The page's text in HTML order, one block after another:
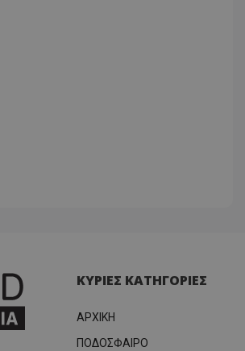
ΚΥΡΙΕΣ ΚΑΤΗΓΟΡΙΕΣ
ΑΡΧΙΚΗ
ΠΟΔΟΣΦΑΙΡΟ